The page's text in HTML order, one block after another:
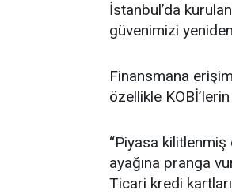
İstanbul’da
güvenimizi
Finansmana
özellikle
“Piyasa
ayağına pranga
Ticari kredi kartları